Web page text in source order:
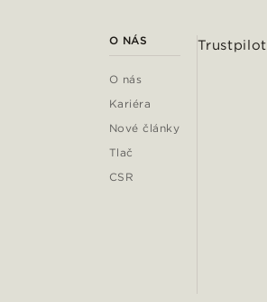
O NÁS
O nás
Kariéra
Nové články
Tlač
CSR
Trustpilot